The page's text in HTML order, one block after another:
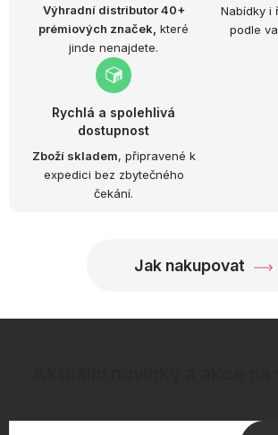
Výhradní distributor 40+
prémiových značek, které
jinde nenajdete.
Nabídky i
podle
Rychlá a spolehlivá
dostupnost
Zboží skladem, připravené k
expedici bez zbytečného
čekání.
Jak nakupovat